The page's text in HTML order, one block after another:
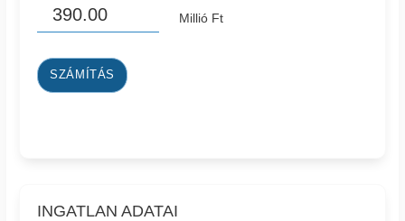
Millió Ft
SZÁMÍTÁS
INGATLAN ADATAI